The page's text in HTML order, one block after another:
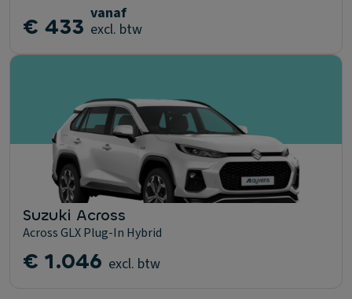
€ 433 vanaf
excl. btw
Suzuki Across
Across GLX Plug-In Hybrid
€ 1.046 excl. btw